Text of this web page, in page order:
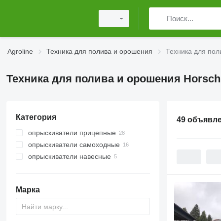
Agroline Техника для полива и орошения Техника для
Техника для полива и орошения Horsch
Категория
опрыскиватели прицепные
опрыскиватели самоходные
опрыскиватели навесные
Марка
49